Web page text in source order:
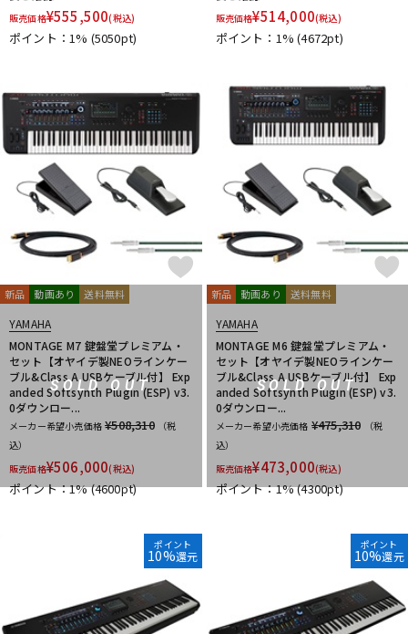
DTM オンライン納品 レコーディング機器
配信/ライブ機器 楽器アクセサリ
中古
販売価格¥555,500(税込)
ポイント：1% (5050pt)
販売価格¥514,000(税込)
ポイント：1%(4672pt)
SOLD OUT
新品 動画あり 送料無料
YAMAHA
MONTAGE M7 鍵盤堂プレミアム・
セット【オヤイデ製NEOラインケー
ブル&Class A USBケーブル付】 Exp
anded Softsynth Plugin (ESP) v3.
0ダウンロー...
メーカー希望小売価格 ¥508,310
（税
込）
販売価格¥506,000(税込)
ポイント：1%(4600pt)
SOLD OUT
新品 動画あり 送料無料
YAMAHA
MONTAGE M6 鍵盤堂プレミアム・
セット【オヤイデ製NEOラインケー
ブル&Class A USBケーブル付】 Exp
anded Softsynth Plugin (ESP) v3.
0ダウンロー...
メーカー希望小売価格 ¥475,310
（税
込）
販売価格¥473,000(税込)
ポイント：1%(4300pt)
ポイント
10%還元
ポイント
10%還元